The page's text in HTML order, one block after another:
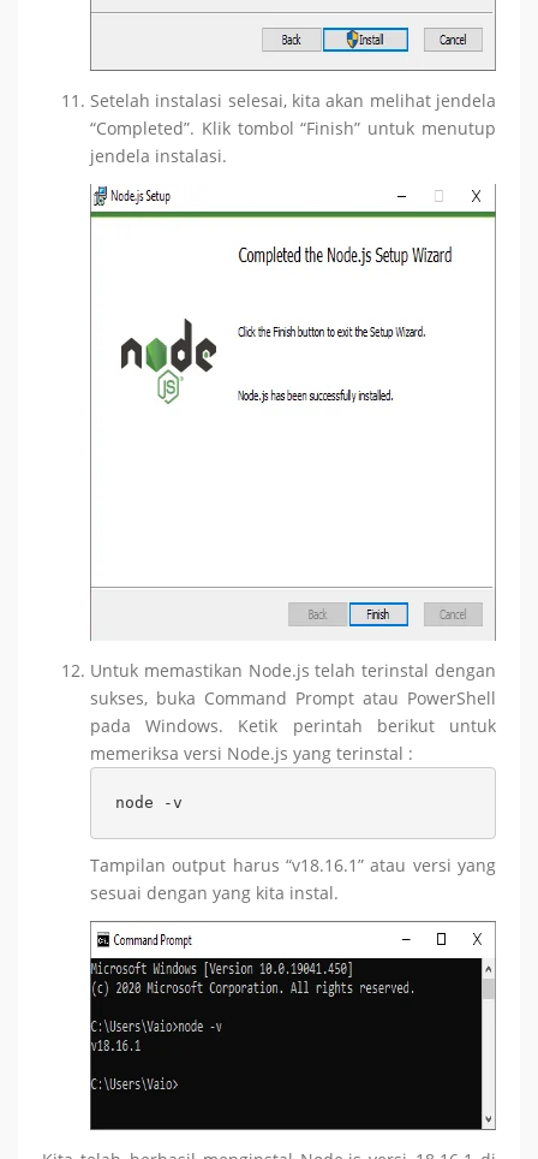
Setelah instalasi selesai, kita akan melihat jendela
“Completed”. Klik tombol “Finish” untuk menutup
jendela instalasi.
Untuk memastikan Node.js telah terinstal dengan
sukses, buka Command Prompt atau PowerShell
pada Windows. Ketik perintah berikut untuk
memeriksa versi Node.js yang terinstal :
node -v
Tampilan output harus “v18.16.1” atau versi yang
sesuai dengan yang kita instal.